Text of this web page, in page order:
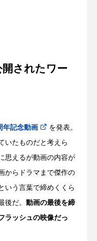
されたワー
年記念動画 を発表。
いたものだと考えら
思えるが動画の内容が
からドラマまで傑作の
いう言葉で締めくくら
後だ。 動画の最後を締
ラッシュの映像だっ